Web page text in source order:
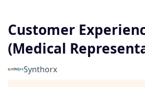
Customer
(Medical
Synthorx